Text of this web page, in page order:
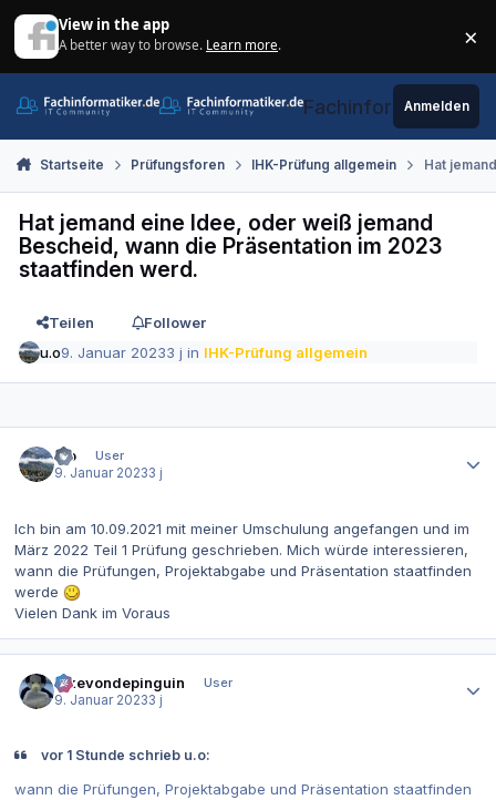
View in the app
A better way to browse. Learn more. ×
Fachinformatiker.de
Anmelden
Startseite Prüfungsforen IHK-Prüfung allgemein Hat
Hat jemand eine Idee, oder weiß jemand
Bescheid, wann die Präsentation im 2023
staatfinden werd.
Teilen
Follower
u.o9. Januar 20233 j in IHK-Prüfung allgemein
u.o
User
9. Januar 20233 j
Ich bin am 10.09.2021 mit meiner Umschulung angefangen und im
März 2022 Teil 1 Prüfung geschrieben. Mich würde interessieren,
wann die Prüfungen, Projektabgabe und Präsentation staatfinden
werde
Vielen Dank im Voraus
ickevondepinguin
User
9. Januar 20233 j
vor 1 Stunde schrieb u.o:
wann die Prüfungen, Projektabgabe und Präsentation staatfinden